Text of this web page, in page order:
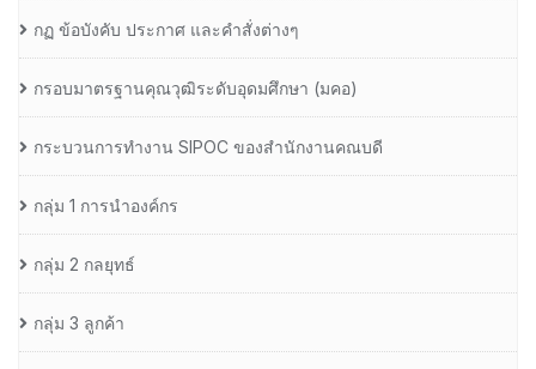
กฏ ข้อบังคับ ประกาศ และคำสั่งต่างๆ
กรอบมาตรฐานคุณวุฒิระดับอุดมศึกษา (มคอ)
กระบวนการทำงาน SIPOC ของสำนักงานคณบดี
กลุ่ม 1 การนำองค์กร
กลุ่ม 2 กลยุทธ์
กลุ่ม 3 ลูกค้า